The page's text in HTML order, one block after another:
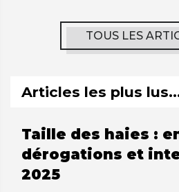
TOUS LES
Articles les plus
Taille des haies :
dérogations et
2025